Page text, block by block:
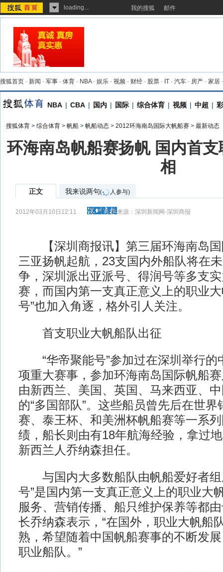
loading... 我的搜狐 邮件
搜狐首页 - 新闻 - 军事 - 体育 - NBA- 娱乐 - 视频 - 财经 - 股票 - IT - 汽车 - 房产 - 家居
NBA | CBA | 国内 | 国际 | 综合体育 | 视频 | 中超 |
搜狐体育 > 综合体育 > 帆船 > 帆船动态 > 2012环海南岛国际大帆船赛 > 最新动态
环海南岛帆船赛扬帆 国内首
相
正文 我来说两句( 人参与)
2012年03月10日12:11 来源： 深圳新闻网-深圳商报
【深圳商报讯】第三届环海南岛国
三亚扬帆起航，23支国内外船队将在
争，深圳派出亚派号、得润号等多支
赛，而国内第一支真正意义上的职业
号”也加入角逐，格外引人关注。
首支职业大帆船队出征
“华帝聚能号”参加过在深圳举行的
项重大赛事，参加环海南岛国际帆船
由新西兰、美国、英国、马来西亚、
的“多国部队”。这些船员曾先后在世
赛、泰王杯、和美洲杯帆船赛等一系
绩，船长则由有18年航海经验，拿过
新西兰人乔纳森担任。
与国内大多数船队由帆船爱好者组
号”是国内第一支真正意义上的职业大
服务、营销传播、船只维护保养等都
长乔纳森表示，“在国外，职业大帆船
熟，希望随着中国帆船赛事的不断发
职业船队。”